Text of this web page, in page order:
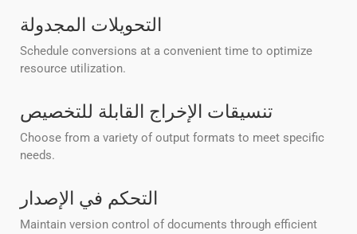
التحويلات المجدولة
Schedule conversions at a convenient time to optimize
resource utilization.
تنسيقات الإخراج القابلة للتخصيص
Choose from a variety of output formats to meet specific
needs.
التحكم في الإصدار
Maintain version control of documents through efficient